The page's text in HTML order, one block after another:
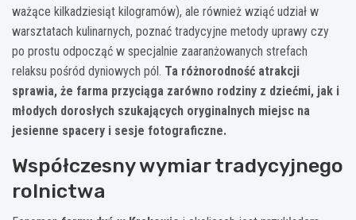
ważące kilkadziesiąt kilogramów), ale również wziąć udział w
warsztatach kulinarnych, poznać tradycyjne metody uprawy czy
po prostu odpocząć w specjalnie zaaranżowanych strefach
relaksu pośród dyniowych pól. Ta różnorodność atrakcji
sprawia, że farma przyciąga zarówno rodziny z dziećmi, jak i
młodych dorosłych szukających oryginalnych miejsc na
jesienne spacery i sesje fotograficzne.
Współczesny wymiar tradycyjnego
rolnictwa